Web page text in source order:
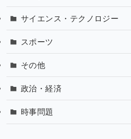
サイエンス・テクノロジー
スポーツ
その他
政治・経済
時事問題